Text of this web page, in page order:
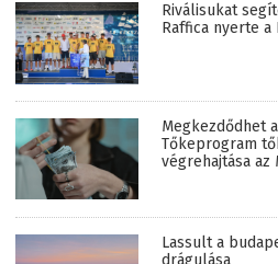
Riválisukat
Raffica nyerte a
Megkezdődhet
Tőkeprogram
végrehajtása az
Lassult a
drágulása